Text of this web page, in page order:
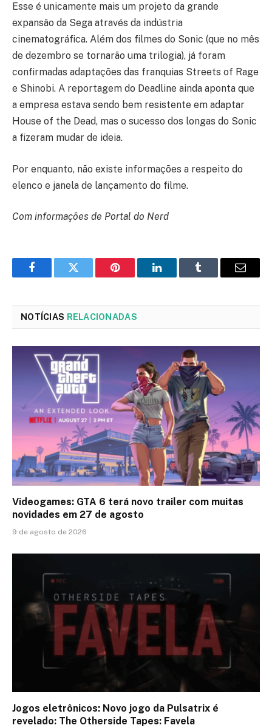
Esse é unicamente mais um projeto da grande
expansão da Sega através da indústria
cinematográfica. Além dos filmes do Sonic (que no mês
de dezembro se tornarão uma trilogia), já foram
confirmadas adaptações das franquias Streets of Rage
e Shinobi. A reportagem do Deadline ainda aponta que
a empresa estava sendo bem resistente em adaptar
House of the Dead, mas o sucesso dos longas do Sonic
a fizeram mudar de ideia.
Por enquanto, não existe informações a respeito do
elenco e janela de lançamento do filme.
Com informações de Portal do Nerd
FacebookTwitter Pinterest LinkedInTumblr Email
NOTÍCIAS RELACIONADAS
Videogames: GTA 6 terá novo trailer com muitas
novidades em 27 de agosto
9 de agosto de 2026
Jogos eletrônicos: Novo jogo da Pulsatrix é
revelado: The Otherside Tapes: Favela